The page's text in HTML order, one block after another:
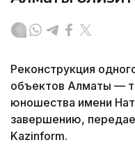
Реконструкция
объектов Алматы —
юношества имени
завершению,
Kazinform.